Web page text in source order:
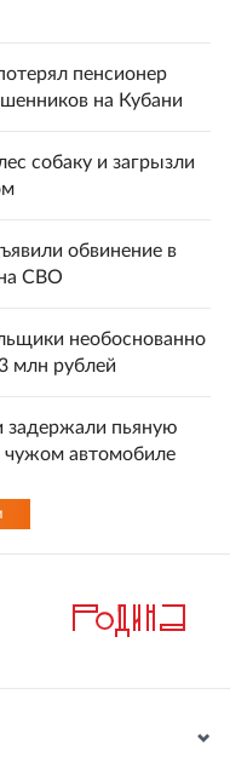
пенсионер
на Кубани
собаку и загрызли
обвинение в
СВО
необоснованно
млн рублей
задержали пьяную
чужом автомобиле